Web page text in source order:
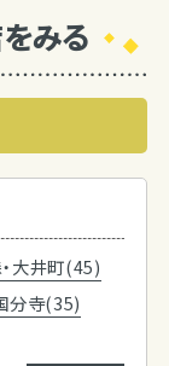
みる
大井町(45)
分寺(35)